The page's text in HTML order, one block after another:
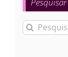
Pesquisar
Buscar